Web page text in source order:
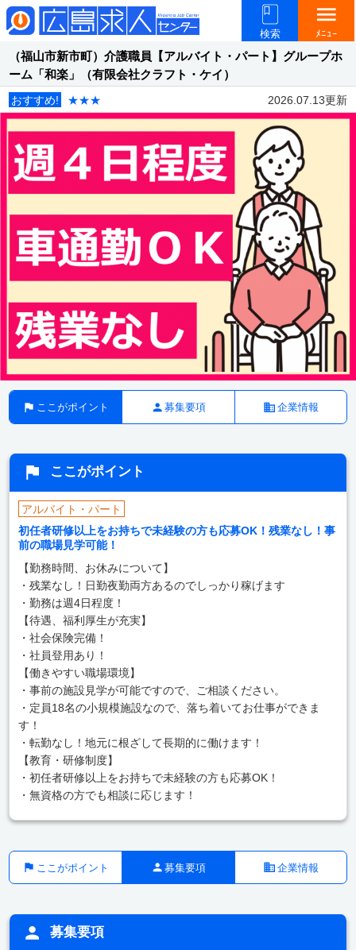
検索
menu
ﾒﾆｭｰ
（福山市新市町）介護職員【アルバイト・パート】グループホ
ーム「和楽」（有限会社クラフト・ケイ）
おすすめ! ★★★ 2026.07.13更新
ここがポイント 募集要項 企業情報
ここがポイント
アルバイト・パート
初任者研修以上をお持ちで未経験の方も応募OK！残業なし！事
前の職場見学可能！
【勤務時間、お休みについて】
・残業なし！日勤夜勤両方あるのでしっかり稼げます
・勤務は週4日程度！
【待遇、福利厚生が充実】
・社会保険完備！
・社員登用あり！
【働きやすい職場環境】
・事前の施設見学が可能ですので、ご相談ください。
・定員18名の小規模施設なので、落ち着いてお仕事ができま
す！
・転勤なし！地元に根ざして長期的に働けます！
【教育・研修制度】
・初任者研修以上をお持ちで未経験の方も応募OK！
・無資格の方でも相談に応じます！
ここがポイント 募集要項 企業情報
募集要項